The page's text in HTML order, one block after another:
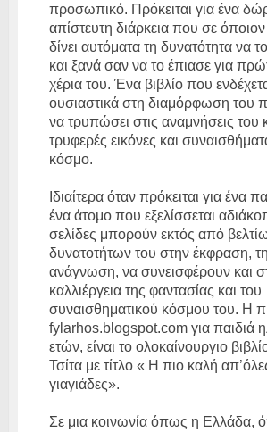
προσωπικό. Πρόκειται για ένα
απίστευτη διάρκεια που σε
δίνει αυτόματα τη δυνατότητα να
και ξανά σαν να το έπιασε για
χέρια του. Ένα βιβλίο που
ουσιαστικά στη διαμόρφωση του
να τρυπώσει στις αναμνήσεις του
τρυφερές εικόνες και
κόσμο.
Ιδιαίτερα όταν πρόκειται για ένα
ένα άτομο που εξελίσσεται
σελίδες μπορούν εκτός από
δυνατοτήτων του στην έκφραση,
ανάγνωση, να συνεισφέρουν και
καλλιέργεια της φαντασίας και του
συναισθηματικού κόσμου του. Η
fylarhos.blogspot.com για παιδιά
ετών, είναι το ολοκαίνουργιο
Τσίτα με τίτλο « Η πιο καλή
γιαγιάδες».
Σε μια κοινωνία όπως η Ελλάδα,